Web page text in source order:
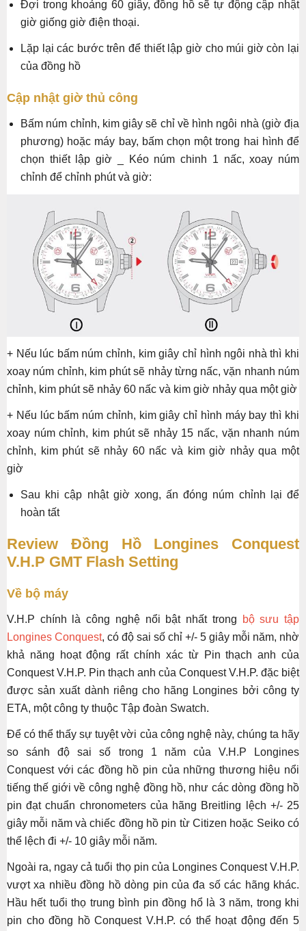
Đợi trong khoảng 60 giây, đồng hồ sẽ tự động cập nhật
giờ giống giờ điện thoại.
Lặp lại các bước trên để thiết lập giờ cho múi giờ còn lại
của đồng hồ
Cập nhật giờ thủ công
Bấm núm chỉnh, kim giây sẽ chỉ về hình ngôi nhà (giờ địa
phương) hoặc máy bay, bấm chọn một trong hai hình để
chọn thiết lập giờ _ Kéo núm chinh 1 nấc, xoay núm
chỉnh để chỉnh phút và giờ:
+ Nếu lúc bấm núm chỉnh, kim giây chỉ hình ngôi nhà thì khi
xoay núm chỉnh, kim phút sẽ nhảy từng nấc, vặn nhanh núm
chỉnh, kim phút sẽ nhảy 60 nấc và kim giờ nhảy qua một giờ
+ Nếu lúc bấm núm chỉnh, kim giây chỉ hình máy bay thì khi
xoay núm chỉnh, kim phút sẽ nhảy 15 nấc, vặn nhanh núm
chỉnh, kim phút sẽ nhảy 60 nấc và kim giờ nhảy qua một
giờ
Sau khi cập nhật giờ xong, ấn đóng núm chỉnh lại để
hoàn tất
Review Đồng Hồ Longines Conquest
V.H.P GMT Flash Setting
Về bộ máy
V.H.P chính là công nghệ nổi bật nhất trong
bộ sưu tập
Longines Conquest, có độ sai số chỉ +/- 5 giây mỗi năm, nhờ
khả năng hoạt động rất chính xác từ Pin thạch anh của
Conquest V.H.P. Pin thạch anh của Conquest V.H.P. đặc biệt
được sản xuất dành riêng cho hãng Longines bởi công ty
ETA, một công ty thuộc Tập đoàn Swatch.
Để có thể thấy sự tuyệt vời của công nghệ này, chúng ta hãy
so sánh độ sai số trong 1 năm của V.H.P Longines
Conquest với các đồng hồ pin của những thương hiệu nổi
tiếng thế giới về công nghệ đồng hồ, như các dòng đồng hồ
pin đạt chuẩn chronometers của hãng Breitling lệch +/- 25
giây mỗi năm và chiếc đồng hồ pin từ Citizen hoặc Seiko có
thể lệch đi +/- 10 giây mỗi năm.
Ngoài ra, ngay cả tuổi thọ pin của Longines Conquest V.H.P.
vượt xa nhiều đồng hồ dòng pin của đa số các hãng khác.
Hầu hết tuổi thọ trung bình pin đồng hổ là 3 năm, trong khi
pin cho đồng hồ Conquest V.H.P. có thể hoạt động đến 5